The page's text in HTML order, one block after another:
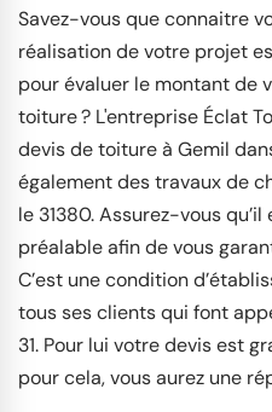
Savez-vous que connaitre
réalisation de votre projet
pour évaluer le montant de
toiture ? L'entreprise Éclat
devis de toiture à Gemil
également des travaux de
le 31380. Assurez-vous
préalable afin de vous
C’est une condition
tous ses clients qui font
31. Pour lui votre devis est
pour cela, vous aurez une